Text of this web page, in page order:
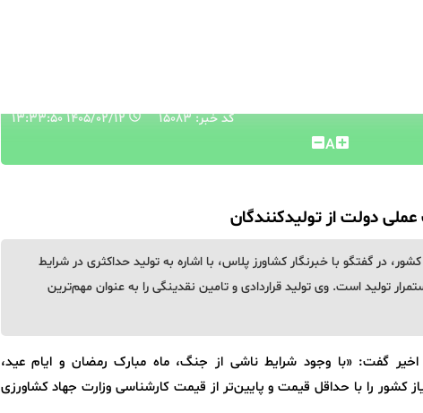
کد خبر: 15083 ۱۴۰۵/۰۲/۱۲ ۱۳:۳۳:۵۰
A
دولت از تولیدکنندگان
در گفتگو با خبرنگار کشاورز پلاس، با اشاره به تولید حداکثری در شرایط
تولید است. وی تولید قراردادی و تامین نقدینگی را به عنوان مهم‌ترین
اخیر گفت: «با وجود شرایط ناشی از جنگ، ماه مبارک رمضان و ایام عید،
کشور را با حداقل قیمت و پایین‌تر از قیمت کارشناسی وزارت جهاد کشاورزی